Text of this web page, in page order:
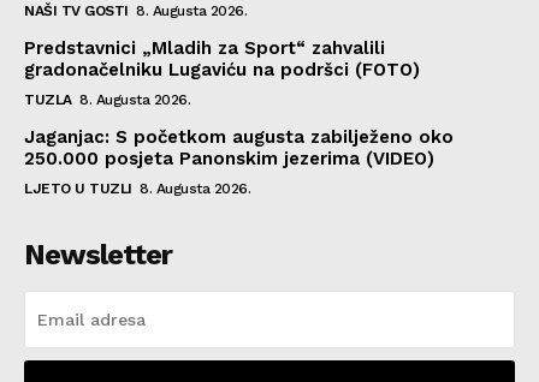
NAŠI TV GOSTI 8. Augusta 2026.
Predstavnici „Mladih za Sport“ zahvalili
gradonačelniku Lugaviću na podršci (FOTO)
TUZLA 8. Augusta 2026.
Jaganjac: S početkom augusta zabilježeno oko
250.000 posjeta Panonskim jezerima (VIDEO)
LJETO U TUZLI 8. Augusta 2026.
Newsletter